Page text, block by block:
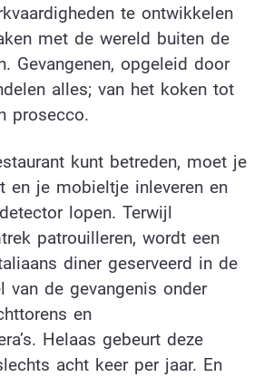
te ontwikkelen
met de wereld buiten de
Gevangenen, opgeleid door
alles; van het koken tot
prosecco.
kunt betreden, moet je
en je mobieltje inleveren en
lopen. Terwijl
patrouilleren, wordt een
diner geserveerd in de
van de gevangenis onder
en
Helaas gebeurt deze
acht keer per jaar. En